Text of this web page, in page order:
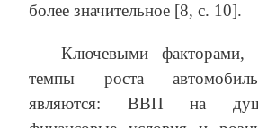
более значительное [8, с. 10].
Ключевыми
темпы роста
являются: ВВП на